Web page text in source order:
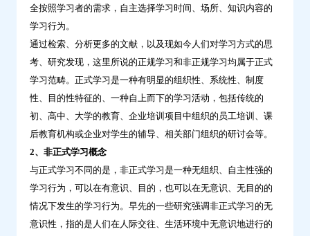
全按照学习者的需求，自主选择学习时间、场所、知识内容的
学习行为。
通过检索、分析更多的文献，以及现如今人们对学习方式的思
考、研究发现，这里所说的正规学习和非正规学习均属于正式
学习范畴。正式学习是一种有明显的组织性、系统性、制度
性、目的性特征的、一种自上而下的学习活动，包括传统的
初、高中、大学的教育、企业培训项目中组织的员工培训、课
后教育机构或企业对学生的辅导、相关部门组织的研讨会等。
2、非正式学习概念
与正式学习不同的是，非正式学习是一种无组织、自主性强的
学习行为，可以在有意识、目的，也可以在无意识、无目的的
情况下发生的学习行为。早先的一些研究强调非正式学习的无
意识性，指的是人们在人际交往、生活环境中无意识地进行的